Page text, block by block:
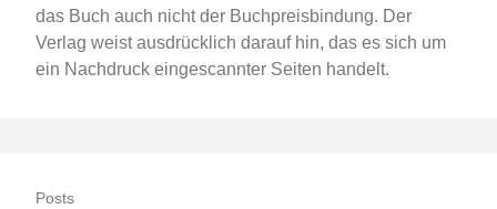
das Buch auch nicht der Buchpreisbindung. Der
Verlag weist ausdrücklich darauf hin, das es sich um
ein Nachdruck eingescannter Seiten handelt.
Posts